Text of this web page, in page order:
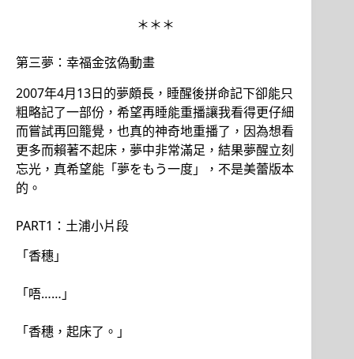
＊＊＊
第三夢：幸福金弦偽動畫
2007年4月13日的夢頗長，睡醒後拼命記下卻能只
粗略記了一部份，希望再睡能重播讓我看得更仔細
而嘗試再回籠覺，也真的神奇地重播了，因為想看
更多而賴著不起床，夢中非常滿足，結果夢醒立刻
忘光，真希望能「夢をもう一度」，不是美蕾版本
的。
PART1：土浦小片段
「香穗」
「唔……」
「香穗，起床了。」